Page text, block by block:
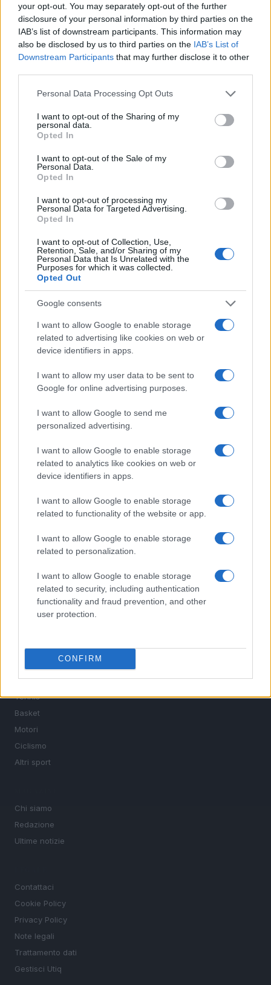
your opt-out. You may separately opt-out of the further
disclosure of your personal information by third parties on the
IAB’s list of downstream participants. This information may
also be disclosed by us to third parties on the IAB’s List of
Downstream Participants that may further disclose it to other
Please note that this website/app uses one or more Google
not limited to your visit or usage behaviour. You may click to
grant or deny consent to Google and its third-party tags to
use your data for below specified purposes in below Google
consent section.
Personal Data Processing Opt Outs
I want to opt-out of the Sharing of my
personal data.
Opted In
I want to opt-out of the Sale of my
Personal Data.
Opted In
I want to opt-out of processing my
Personal Data for Targeted Advertising.
Opted In
I want to opt-out of Collection, Use,
Retention, Sale, and/or Sharing of my
Personal Data that Is Unrelated with the
Purposes for which it was collected.
Opted Out
Google consents
I want to allow Google to enable storage
related to advertising like cookies on web or
device identifiers in apps.
I want to allow my user data to be sent to
Google for online advertising purposes.
I want to allow Google to send me
personalized advertising.
I want to allow Google to enable storage
related to analytics like cookies on web or
device identifiers in apps.
I want to allow Google to enable storage
related to functionality of the website or app.
I want to allow Google to enable storage
related to personalization.
I want to allow Google to enable storage
related to security, including authentication
functionality and fraud prevention, and other
user protection.
CONFIRM
BASKET
Europei Under 16: l’Italia perde contro la Lettonia
nella prima partita
Andrea Conforti · 7 Ago 2026
PIÙ LETTI
1 Nazionale italiana di basket: ritiro a Folgaria e
amichevoli a Trento
FIBA U16 EuroBasket 2026: la formazione italiana e le
partite da seguire
Camp Estivo di Basket: Divertimento e Apprendimento
Dole Basket Rimini: l’arrivo di Simone De Gregori, un
Basket 3×3: regolamento essenziale, spaziature e drill
Sportmagazine: notizie, approfondimenti e classifiche su
MotoGP e Olimpiadi. Le ultime news dalle competizioni
nazionali e internazionali, gli highlight delle partite, le
interviste ai protagonisti e i risultati in tempo reale di tutte
le discipline che fanno emozionare gli appassionati di
Calcio
Tennis
Basket
Motori
Ciclismo
Altri sport
Chi siamo
Redazione
Ultime notizie
Contattaci
Cookie Policy
Privacy Policy
Note legali
Trattamento dati
Gestisci Utiq